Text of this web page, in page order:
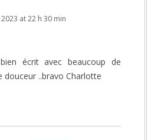
at 22 h 30 min
bien écrit avec beaucoup de
douceur ..bravo Charlotte